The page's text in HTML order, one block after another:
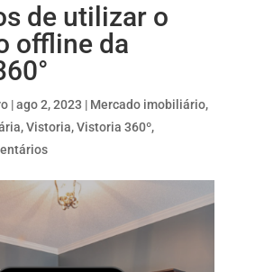
de utilizar o
offline da
|ago 2, 2023 | Mercado imobiliário,
,Vistoria,Vistoria 360º,